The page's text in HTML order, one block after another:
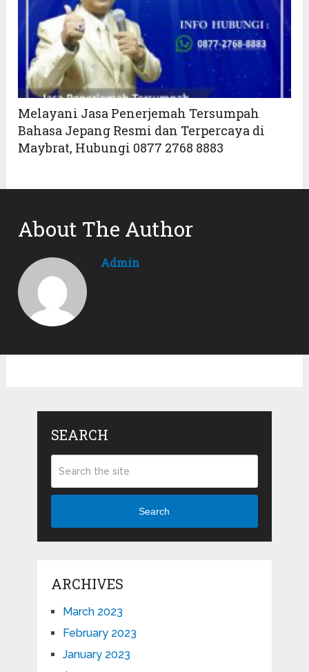
Melayani Jasa Penerjemah Tersumpah
Bahasa Jepang Resmi dan Terpercaya di
Maybrat, Hubungi 0877 2768 8883
About The Author
Admin
SEARCH
Search
ARCHIVES
March 2023
February 2023
January 2023